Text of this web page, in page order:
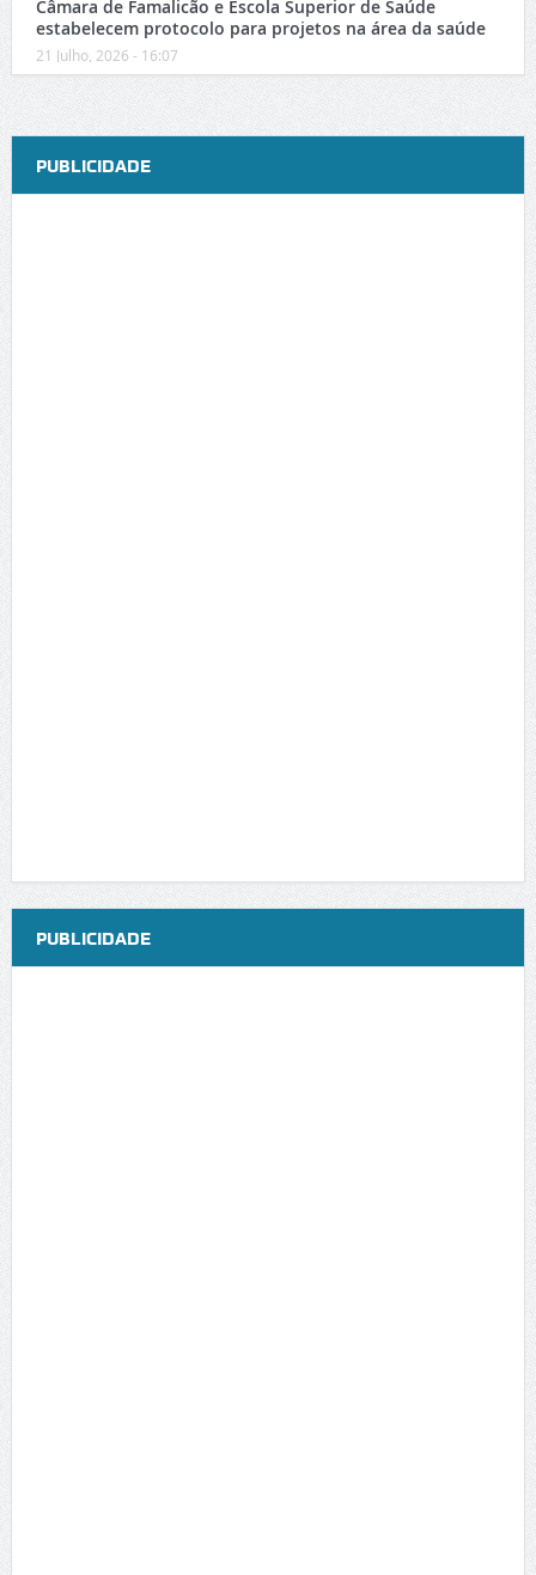
Câmara de Famalicão e Escola Superior de Saúde
estabelecem protocolo para projetos na área da saúde
21 Julho, 2026 - 16:07
PUBLICIDADE
PUBLICIDADE